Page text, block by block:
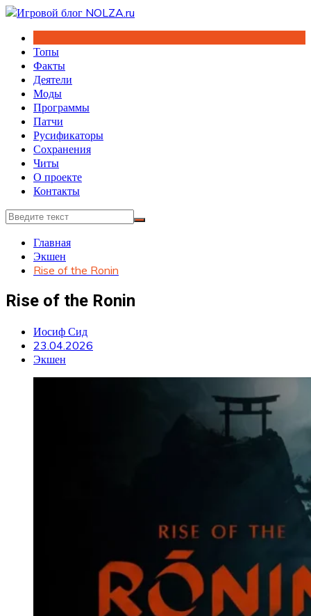
Перейти
содержимому
Топы
Факты
Деятели
Моды
Программы
Патчи
Русификаторы
Сохранения
Читы
О проекте
Контакты
Главная
Экшен
Rise of the Ronin
Rise of the Ronin
Иосиф Сид
23.04.2026
Экшен